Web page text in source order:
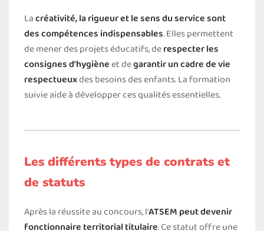
Lacréativité, la rigueur et le sens du service sont
des compétences indispensables. Elles permettent
de mener des projets éducatifs, derespecter les
consignes d’hygièneet degarantir un cadre de vie
respectueuxdes besoins des enfants. La formation
suivie aide à développer ces qualités essentielles.
Les différents types de contrats et
de statuts
Après la réussite au concours, l’ATSEM peut devenir
fonctionnaire territorial titulaire. Ce statut offre une